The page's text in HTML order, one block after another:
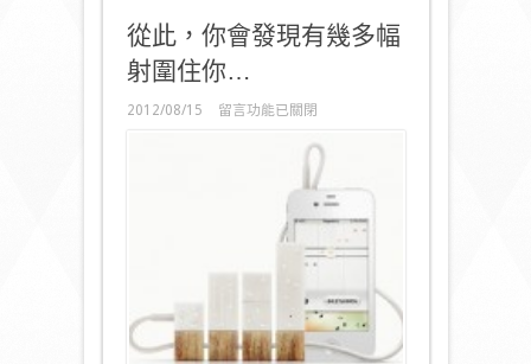
從此，你會發現有幾多幅
射圍住你…
2012/08/15
在
射
圍
留言功能已關閉